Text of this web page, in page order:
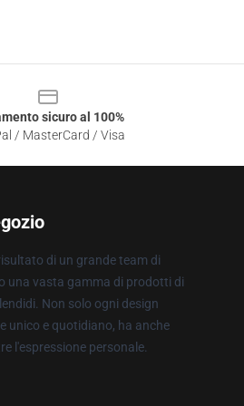
sicuro al 100%
/ MasterCard / Visa
di un grande team di
una vasta gamma di prodotti di
Non solo ogni design
unico e quotidiano, ha anche
l'espressione personale.